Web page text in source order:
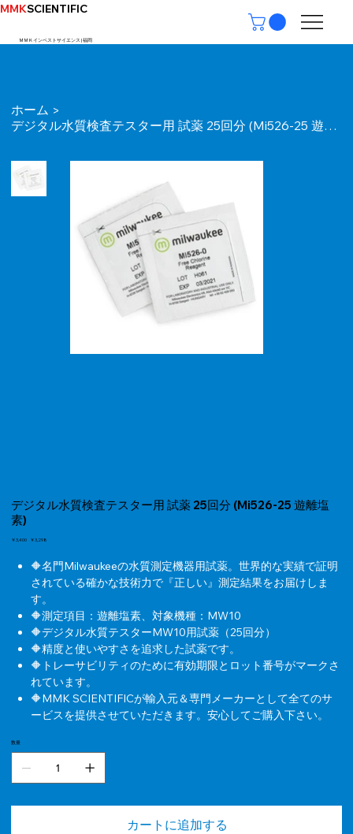
MMKSCIENTIFIC
ＭＭＫインベストサイエンス | ​福岡
ホーム >
デジタル水質検査テスター用 試薬 25回分 (Mi526-25 遊離塩素)
デジタル水質検査テスター用 試薬 25回分 (Mi526-25 遊離塩
素)
元
￥3,400
セ
ル
格
￥3,298
🔶名門Milwaukeeの水質測定機器用試薬。世界的な実績で証明
されている確かな技術力で『正しい』測定結果をお届けしま
す。
🔶測定項目：遊離塩素、対象機種：MW10
🔶デジタル水質テスターMW10用試薬（25回分）
🔶精度と使いやすさを追求した試薬です。
🔶トレーサビリティのために有効期限とロット番号がマークさ
れています。
🔶MMK SCIENTIFICが輸入元＆専門メーカーとして全てのサ
ービスを提供させていただきます。安心してご購入下さい。
数量
カートに追加する